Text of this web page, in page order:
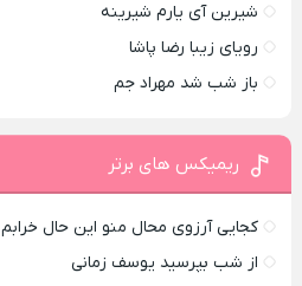
شیرین آی یارم شیرینه
رویای زیبا رضا پاشا
باز شب شد مهراد جم
ریمیکس های برتر
کجایی آرزوی محال منو این حال خرابم
از شب بپرسید یوسف زمانی